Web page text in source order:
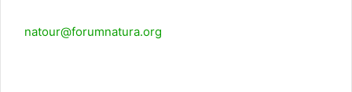
natour@forumnatura.org